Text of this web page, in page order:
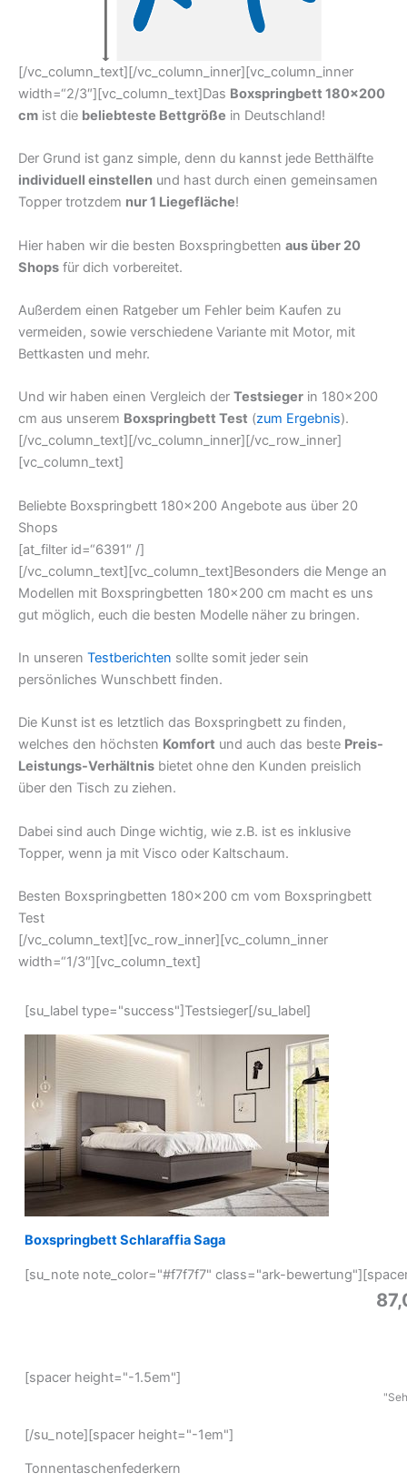
[/vc_column_text][/vc_column_inner][vc_column_inner
width=“2/3″][vc_column_text]Das Boxspringbett 180×200
cm ist die beliebteste Bettgröße in Deutschland!
Der Grund ist ganz simple, denn du kannst jede Betthälfte
individuell einstellen und hast durch einen gemeinsamen
Topper trotzdem nur 1 Liegefläche!
Hier haben wir die besten Boxspringbetten aus über 20
Shops für dich vorbereitet.
Außerdem einen Ratgeber um Fehler beim Kaufen zu
vermeiden, sowie verschiedene Variante mit Motor, mit
Bettkasten und mehr.
Und wir haben einen Vergleich der Testsieger in 180×200
cm aus unserem Boxspringbett Test (zum Ergebnis).
[/vc_column_text][/vc_column_inner][/vc_row_inner]
[vc_column_text]
Beliebte Boxspringbett 180×200 Angebote aus über 20
Shops
[at_filter id=“6391″ /]
[/vc_column_text][vc_column_text]Besonders die Menge an
Modellen mit Boxspringbetten 180×200 cm macht es uns
gut möglich, euch die besten Modelle näher zu bringen.
In unseren Testberichten sollte somit jeder sein
persönliches Wunschbett finden.
Die Kunst ist es letztlich das Boxspringbett zu finden,
welches den höchsten Komfort und auch das beste Preis-
Leistungs-Verhältnis bietet ohne den Kunden preislich
über den Tisch zu ziehen.
Dabei sind auch Dinge wichtig, wie z.B. ist es inklusive
Topper, wenn ja mit Visco oder Kaltschaum.
Besten Boxspringbetten 180×200 cm vom Boxspringbett
Test
[/vc_column_text][vc_row_inner][vc_column_inner
width=“1/3″][vc_column_text]
[su_label type="success"]Testsieger[/su_label]
Boxspringbett Schlaraffia Saga
[su_note note_color="#f7f7f7" class="ark-
[spacer height="-1.5em"]
[/su_note][spacer height="-1em"]
Tonnentaschenfederkern